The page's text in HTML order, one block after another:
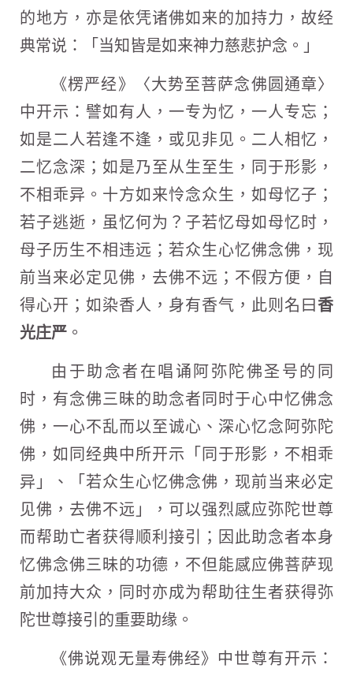
的地方，亦是依凭诸佛如来的加持力，故经
典常说：「当知皆是如来神力慈悲护念。」
《楞严经》〈大势至菩萨念佛圆通章〉
中开示：譬如有人，一专为忆，一人专忘；
如是二人若逢不逢，或见非见。二人相忆，
二忆念深；如是乃至从生至生，同于形影，
不相乖异。十方如来怜念众生，如母忆子；
若子逃逝，虽忆何为？子若忆母如母忆时，
母子历生不相违远；若众生心忆佛念佛，现
前当来必定见佛，去佛不远；不假方便，自
得心开；如染香人，身有香气，此则名曰 香
光庄严 。
由于助念者在唱诵阿弥陀佛圣号的同
时，有念佛三昧的助念者同时于心中忆佛念
佛，一心不乱而以至诚心、深心忆念阿弥陀
佛，如同经典中所开示「同于形影，不相乖
异」、「若众生心忆佛念佛，现前当来必定
见佛，去佛不远」，可以强烈感应弥陀世尊
而帮助亡者获得顺利接引；因此助念者本身
忆佛念佛三昧的功德，不但能感应佛菩萨现
前加持大众，同时亦成为帮助往生者获得弥
陀世尊接引的重要助缘。
《佛说观无量寿佛经》中世尊有开示：